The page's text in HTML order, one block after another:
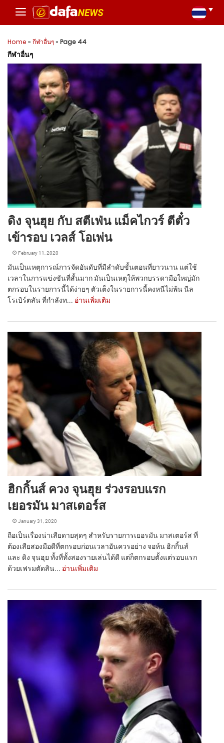
Home » กีฬาอื่นๆ» Page 44
กีฬาอื่นๆ
ดิง จุนฮุย กับ สตีเฟ่น แม็คไกวร์ ตีตั๋ว
เข้ารอบ เวลส์ โอเพ่น
February 11, 2020
มันเป็นเหตุการณ์การจัดอันดับที่มีลำดับขั้นตอนที่ยาวนาน แต่ใช้
เวลาในการแข่งขันที่สั้นมาก มันเป็นเหตุให้พวกบรรดามือใหญ่มัก
ตกรอบในรายการนี้ได้ง่ายๆ ตัวเต็งในรายการนี้คงหนีไม่พ้น นีล
โรเบิร์ตสัน ที่กำลังท... อ่านเพิ่มเติม
ฮิกกิ้นส์ ควง จุนฮุย ร่วงรอบแรก
เยอรมัน มาสเตอร์ส
January 31, 2020
ถือเป็นเรื่องน่าเสียดายสุดๆ สำหรับรายการเยอรมัน มาสเตอร์ส ที่
ต้องเสียสองมือดีที่ตกรอบก่อนเวลาอันควรอย่าง จอห์น ฮิกกิ้นส์
และ ดิง จุนฮุย ทั้งที่ทั้งสองรายเล่นได้ดี แต่ก็ตกรอบตั้งแต่รอบแรก
ด้วยเฟรมตัดสิน... อ่านเพิ่มเติม